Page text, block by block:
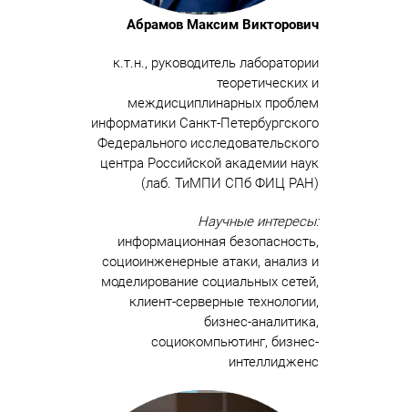
Абрамов Максим Викторович
к.т.н., руководитель лаборатории
теоретических и
междисциплинарных проблем
информатики Санкт-Петербургского
Федерального исследовательского
центра Российской академии наук
(лаб. ТиМПИ СПб ФИЦ РАН)
Научные интересы:
информационная безопасность,
социоинженерные атаки, анализ и
моделирование социальных сетей,
клиент-серверные технологии,
бизнес-аналитика,
социокомпьютинг, бизнес-
интеллидженс